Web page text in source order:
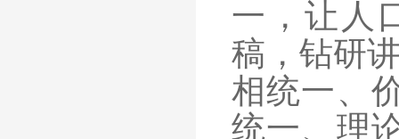
一，让人
稿，钻研
相统一、
统一、理